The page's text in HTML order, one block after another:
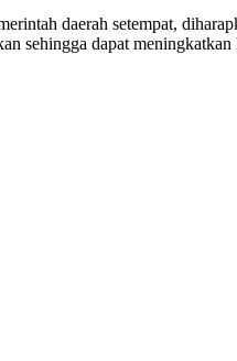
daerah setempat,
sehingga dapat